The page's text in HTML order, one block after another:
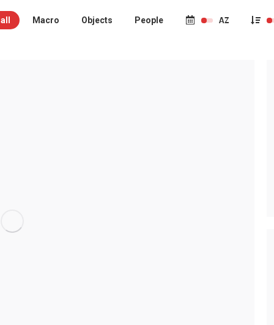
Macro Objects People